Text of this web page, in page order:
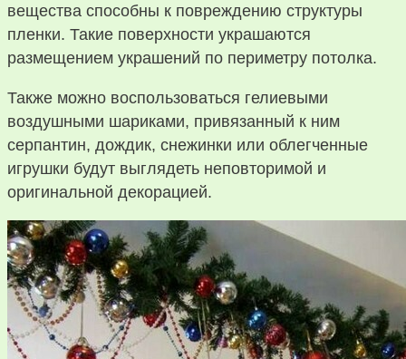
вещества способны к повреждению структуры
пленки. Такие поверхности украшаются
размещением украшений по периметру потолка.
Также можно воспользоваться гелиевыми
воздушными шариками, привязанный к ним
серпантин, дождик, снежинки или облегченные
игрушки будут выглядеть неповторимой и
оригинальной декорацией.